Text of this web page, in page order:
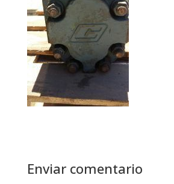
Enviar comentario